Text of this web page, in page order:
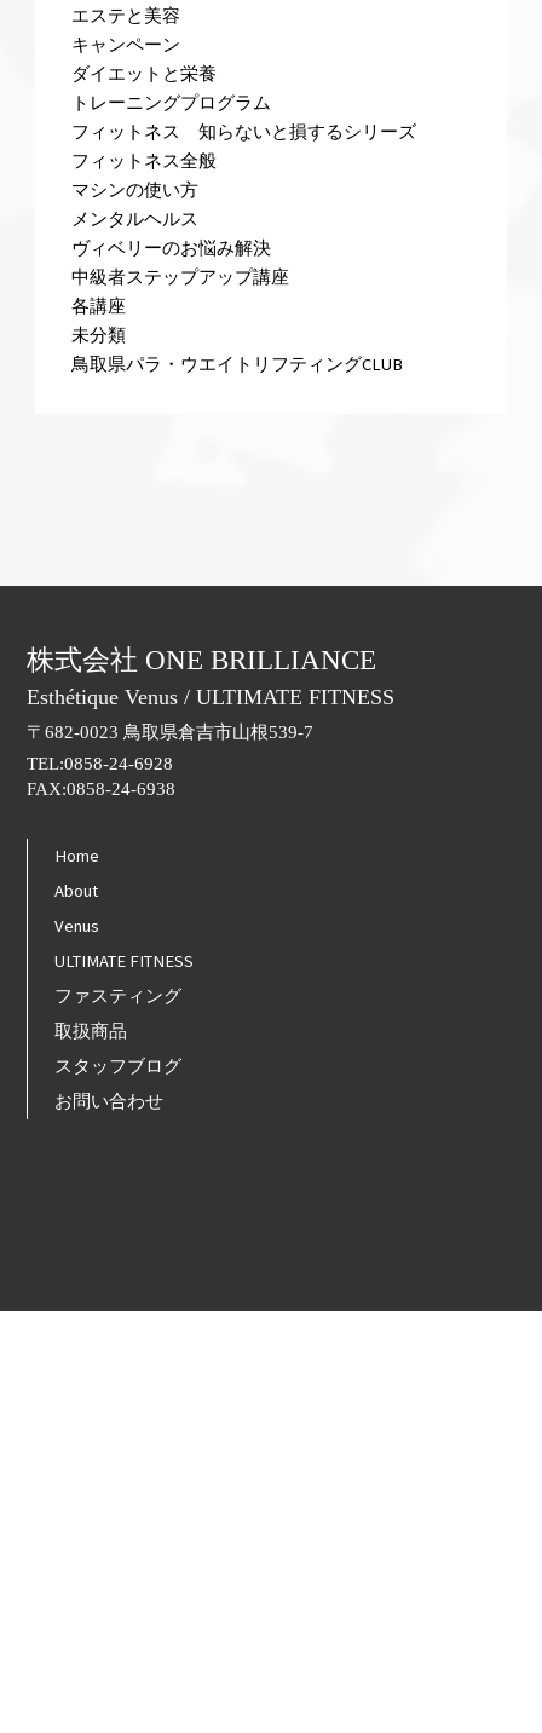
エステと美容
キャンペーン
ダイエットと栄養
トレーニングプログラム
フィットネス 知らないと損するシリーズ
フィットネス全般
マシンの使い方
メンタルヘルス
ヴィベリーのお悩み解決
中級者ステップアップ講座
各講座
未分類
鳥取県パラ・ウエイトリフティングCLUB
株式会社 ONE BRILLIANCE
Esthétique Venus / ULTIMATE FITNESS
〒682-0023 鳥取県倉吉市山根539-7
TEL:0858-24-6928
FAX:0858-24-6938
Home
About
Venus
ULTIMATE FITNESS
ファスティング
取扱商品
スタッフブログ
お問い合わせ